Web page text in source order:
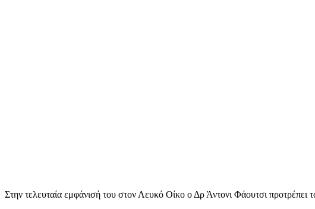
Στην τελευταία εμφάνισή του στον Λευκό Οίκο ο Δρ Άντονι Φάουτσι προτρέπει